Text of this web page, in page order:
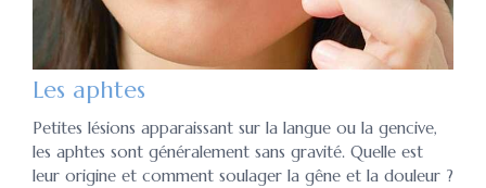
Les aphtes
Petites lésions apparaissant sur la langue ou la gencive,
les aphtes sont généralement sans gravité. Quelle est
leur origine et comment soulager la gêne et la douleur ?